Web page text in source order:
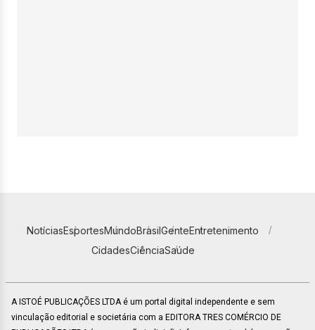
NotíciasEsportesMundoBrasilGenteEntretenimento
CidadesCiênciaSaúde
A ISTOÉ PUBLICAÇÕES LTDA é um portal digital independente e sem
vinculação editorial e societária com a EDITORA TRES COMÉRCIO DE